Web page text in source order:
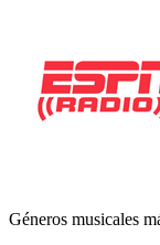
Géneros musicales